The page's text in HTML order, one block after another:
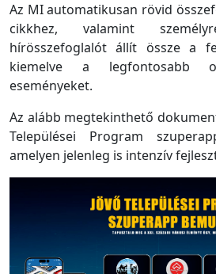
Az MI automatikusan rövid
cikkhez, valamint
hírösszefoglalót állít össze a
kiemelve a legfontosabb
eseményeket.
Az alább megtekinthető
Települései Program
amelyen jelenleg is intenzív